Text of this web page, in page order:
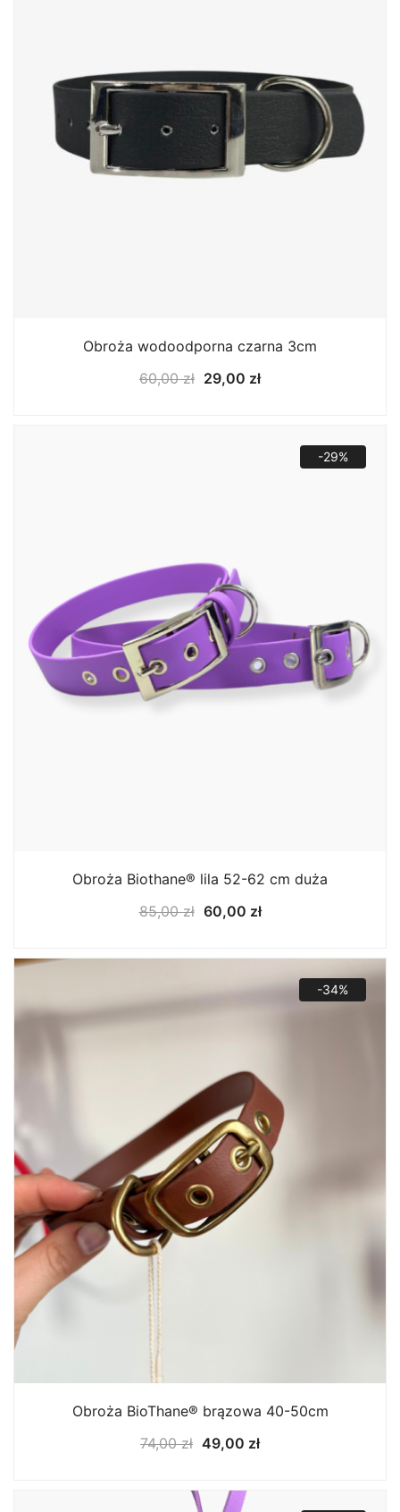
Obroża wodoodporna czarna 3cm
60,00zł Pierwotna
29,00 złAktualna
-29%
Obroża Biothane® lila 52-62 cm duża
85,00zł Pierwotna
60,00 złAktualna
-34%
Obroża BioThane® brązowa 40-50cm
74,00zł Pierwotna
74,00 zł.
49,00 złAktualna